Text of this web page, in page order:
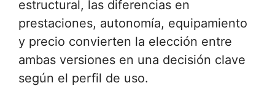
estructural, las diferencias en
prestaciones, autonomía, equipamiento
y precio convierten la elección entre
ambas versiones en una decisión clave
según el perfil de uso.